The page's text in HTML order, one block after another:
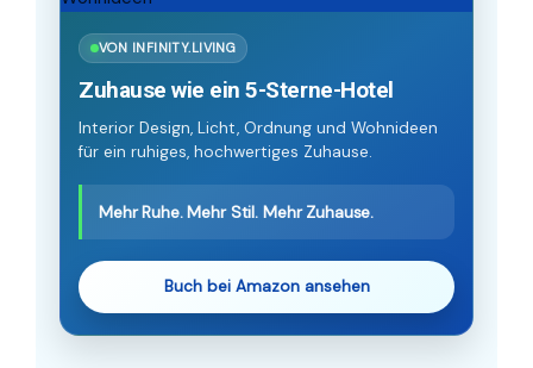
VON INFINITY.LIVING
Zuhause wie ein 5-Sterne-Hotel
Interior Design, Licht, Ordnung und Wohnideen
für ein ruhiges, hochwertiges Zuhause.
Mehr Ruhe. Mehr Stil. Mehr Zuhause.
Buch bei Amazon ansehen